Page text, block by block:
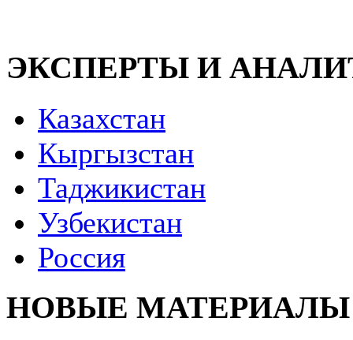
ЭКСПЕРТЫ И
Казахстан
Кыргызстан
Таджикистан
Узбекистан
Россия
НОВЫЕ МАТЕРИАЛЫ